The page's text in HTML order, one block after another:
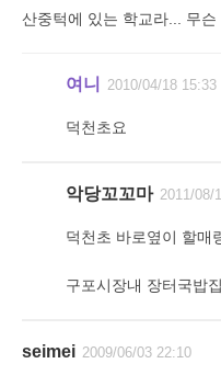
산중턱에 있는 학교라... 무
여니 2010/04/18 15:33
덕천초요
악당꼬꼬마 2011/08/
덕천초 바로옆이 할매
구포시장내 장터국밥
seimei 2009/06/03 22:10